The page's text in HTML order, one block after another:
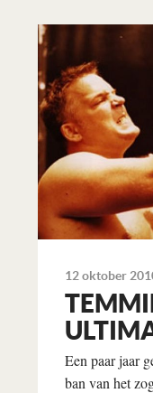
12 oktober
Een paar jaar
ban van het